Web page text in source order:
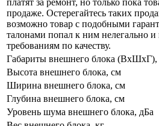
платят за ремонт, но только пока
продаже. Остерегайтесь таких
возможно товар с подобными
талонами попал к ним нелегально и
требованиям по качеству.
Габариты внешнего блока (ВхШхГ),
Высота внешнего блока, см
Ширина внешнего блока, см
Глубина внешнего блока, см
Уровень шума внешнего блока, дБа